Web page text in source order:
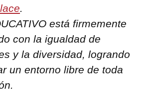
.
está firmemente
con la igualdad de
y la diversidad, logrando
un entorno libre de toda